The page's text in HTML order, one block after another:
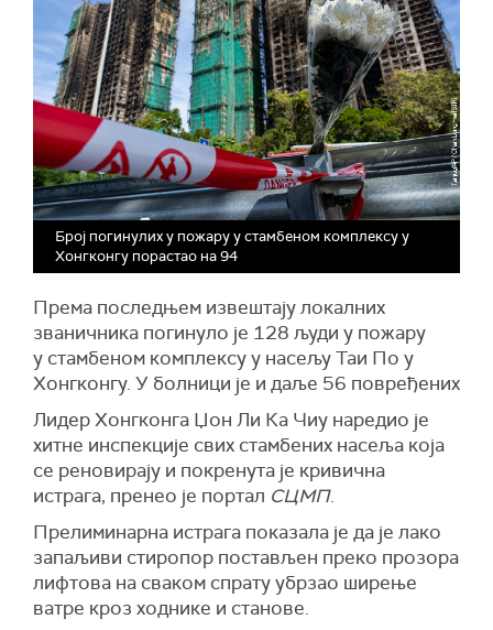
Број погинулих у пожару у стамбеном комплексу у
Хонгконгу порастао на 94
Према последњем извештају локалних
званичника погинуло је 128 људи у пожару
у стамбеном комплексу у насељу Таи По у
Хонгконгу. У болници је и даље 56 повређених
Лидер Хонгконга Џон Ли Ка Чиу наредио је
хитне инспекције свих стамбених насеља која
се реновирају и покренута је кривична
истрага, пренео је портал СЦМП.
Прелиминарна истрага показала је да је лако
запаљиви стиропор постављен преко прозора
лифтова на сваком спрату убрзао ширење
ватре кроз ходнике и станове.